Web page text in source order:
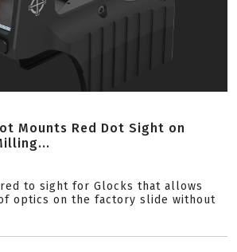
Mounts Red Dot Sight on
to sight for Glocks that allows
optics on the factory slide without